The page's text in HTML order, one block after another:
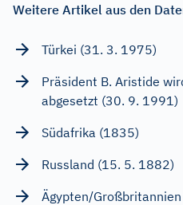
Weitere Artikel aus den
Türkei (31. 3. 1975)
Präsident B. Aristide
abgesetzt (30. 9. 1991)
Südafrika (1835)
Russland (15. 5. 1882)
Ägypten/